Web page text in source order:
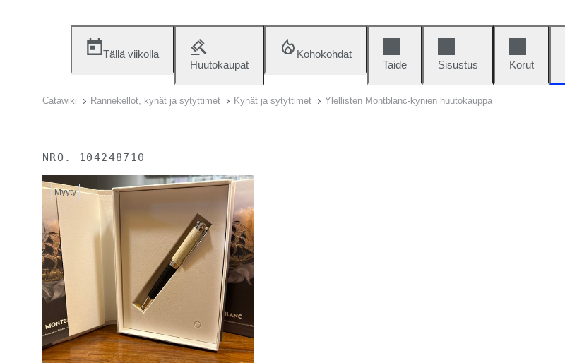
Tällä viikolla
Huutokaupat
Kohokohdat
Taide
Sisustus Korut
Catawiki Rannekellot, kynät ja sytyttimet Kynät ja sytyttimet Ylellisten Montblanc-kynien huutokauppa
NRO. 104248710
Myyty